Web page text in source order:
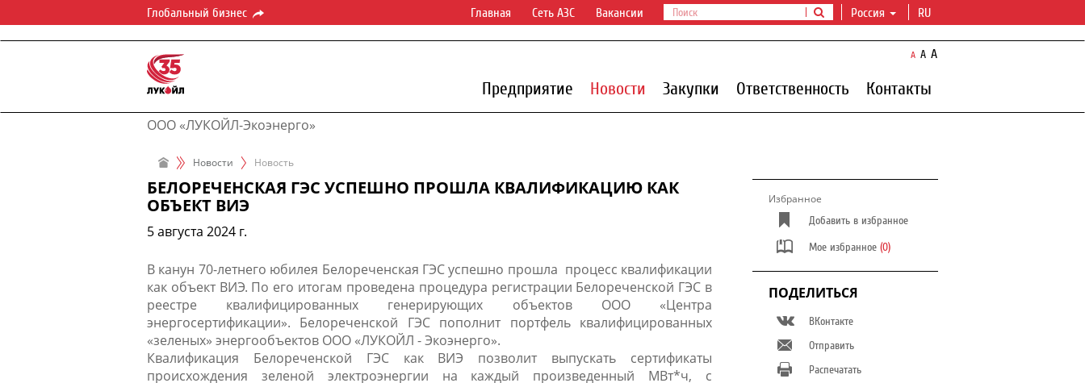
Глобальный бизнес Россия RU
Главная Сеть АЗС Вакансии
A A A
Предприятие Новости Закупки Ответственность Контакты
ООО «ЛУКОЙЛ-Экоэнерго»
Новости Новость
БЕЛОРЕЧЕНСКАЯ ГЭС УСПЕШНО ПРОШЛА КВАЛИФИКАЦИЮ КАК
ОБЪЕКТ ВИЭ
5 августа 2024 г.
​В канун 70-летнего юбилея Белореченская ГЭС успешно прошла процесс квалификации
как объект ВИЭ. По его итогам проведена процедура регистрации Белореченской ГЭС в
реестре квалифицированных генерирующих объектов ООО «Центра
энергосертификации». Белореченской ГЭС пополнит портфель квалифицированных
«зеленых» энергообъектов ООО «ЛУКОЙЛ - Экоэнерго».
Квалификация Белореченской ГЭС как ВИЭ позволит выпускать сертификаты
происхождения зеленой электроэнергии на каждый произведенный МВт*ч, с
Избранное
Добавить в избранное
Мое избранное (0)
ПОДЕЛИТЬСЯ
ВКонтакте
Отправить
Распечатать